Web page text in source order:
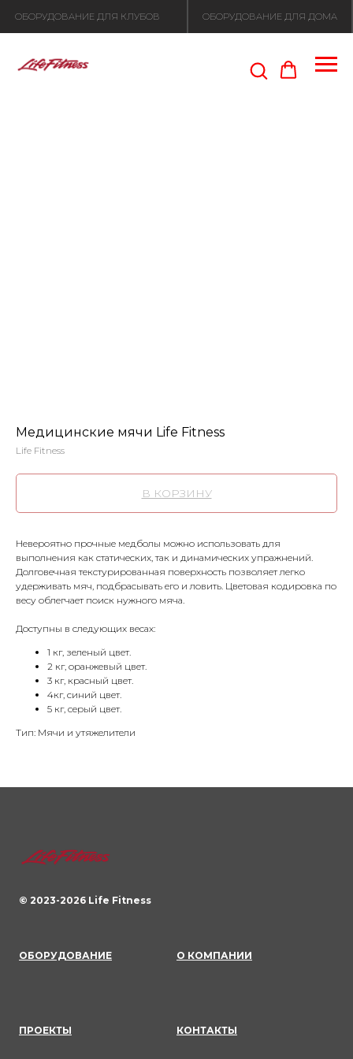
Медицинские мячи Life Fitness
Life Fitness
В КОРЗИНУ
Невероятно прочные медболы можно использовать для
выполнения как статических, так и динамических упражнений.
Долговечная текстурированная поверхность позволяет легко
удерживать мяч, подбрасывать его и ловить. Цветовая кодировка по
весу облегчает поиск нужного мяча.
Доступны в следующих весах:
1 кг, зеленый цвет.
2 кг, оранжевый цвет.
3 кг, красный цвет.
4кг, синий цвет.
5 кг, серый цвет.
Тип: Мячи и утяжелители
© 2023-2026 Life Fitness
ОБОРУДОВАНИЕ О КОМПАНИИ
ПРОЕКТЫ КОНТАКТЫ